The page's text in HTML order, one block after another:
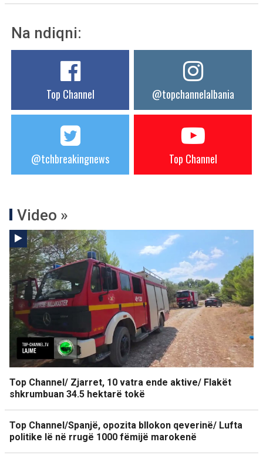
Na ndiqni:
Top Channel @topchannelalbania
@tchbreakingnews Top Channel
Video »
Top Channel/ Zjarret, 10 vatra ende aktive/ Flakët
shkrumbuan 34.5 hektarë tokë
Top Channel/Spanjë, opozita bllokon qeverinë/ Lufta
politike lë në rrugë 1000 fëmijë marokenë